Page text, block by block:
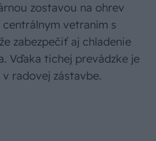
zostavou na ohrev
vetraním s
zabezpečiť aj chladenie
Vďaka tichej prevádzke je
radovej zástavbe.